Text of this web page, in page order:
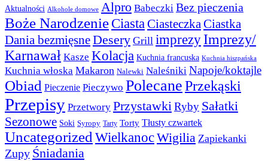
Aktualności Alkohole domowe Alpro Babeczki Bez pieczenia
Boże NarodzenieCiasta CiasteczkaCiastka
Dania bezmięsneDesery Grill imprezy Imprezy/
Karnawał Kasze Kolacja Kuchnia francuska Kuchnia hiszpańska
Kuchnia włoska Makaron Nalewki Naleśniki Napoje/koktajle
Obiad Pieczenie Pieczywo PolecanePrzekąski
Przepisy Przetwory PrzystawkiRyby Sałatki
Sezonowe Soki Syropy Tarty Torty Tłusty czwartek
Uncategorized WielkanocWigilia Zapiekanki
Zupy Śniadania